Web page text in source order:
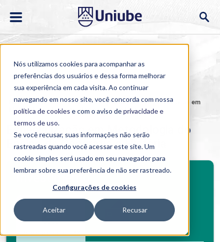
Nós utilizamos cookies para acompanhar as
preferências dos usuários e dessa forma melhorar
sua experiência em cada visita. Ao continuar
navegando em nosso site, você concorda com nossa
política de cookies e com o aviso deprivacidade e
termos de uso.
Se você recusar, suas informações não serão
rastreadas quando você acessar este site. Um
cookie simples será usado em seu navegador para
lembrar sobre sua preferência de não ser rastreado.
Configurações de cookies
Aceitar Recusar
Home > Cursos > EAD > Pós-graduação >Especialização em
Metodologia do Ensino de Geografia e História
Especialização em Metodologia do
Ensino de Geografia e História
Investimento
Boleto bancário / PIX Cartão de crédito
BENEFÍCIOS
Benefícios pós-graduação